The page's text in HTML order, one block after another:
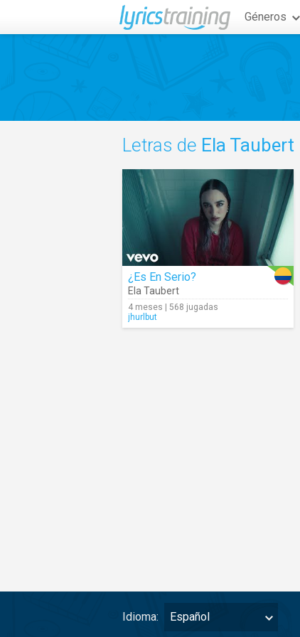
Géneros
Letras de Ela Taubert
¿Es En Serio?
Ela Taubert
4 meses | 568 jugadas
jhurlbut
Idioma: Español